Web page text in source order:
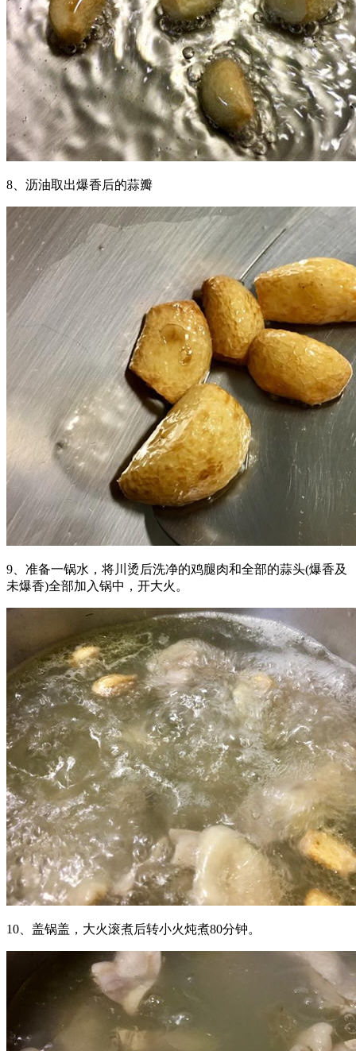
8、沥油取出爆香后的蒜瓣
9、准备一锅水，将川烫后洗净的鸡腿肉和全部的蒜头(爆香及
未爆香)全部加入锅中，开大火。
10、盖锅盖，大火滚煮后转小火炖煮80分钟。